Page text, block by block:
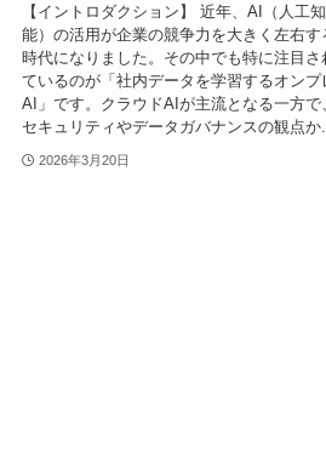
【イントロダクション】 近年、AI（人工知
能）の活用が企業の競争力を大きく左右す
時代になりました。その中でも特に注目さ
ているのが「社内データを学習するオンプ
AI」です。クラウドAIが主流となる一方で
セキュリティやデータガバナンスの観点か...
2026年3月20日